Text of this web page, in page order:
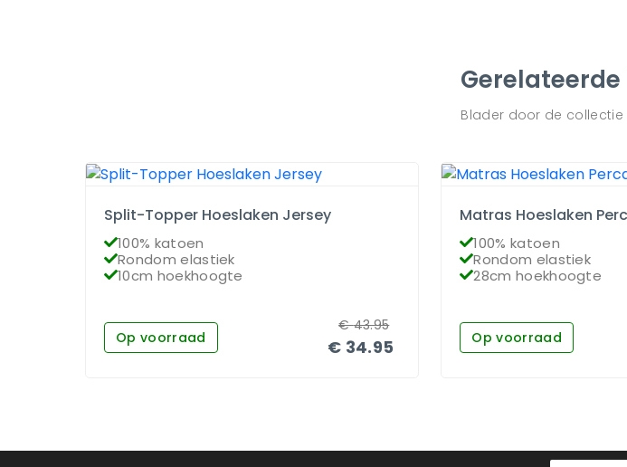
Gerelateerde
Blader door de
Split-Topper Hoeslaken Jersey
100% katoen
Rondom elastiek
10cm hoekhoogte
Op voorraad € 34.95
€43.95
Matras Hoeslaken
100% katoen
Rondom elastiek
28cm hoekhoogte
Op voorraad